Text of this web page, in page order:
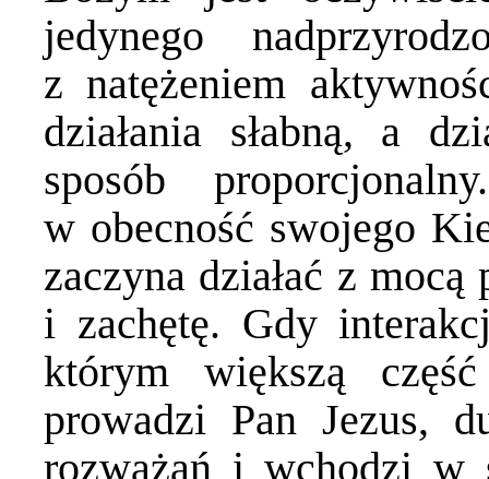
jedynego
z natężeniem
działania słabną, a
sposób
w obecność swojego
zaczyna działać z
i zachętę. Gdy
którym większą
prowadzi Pan Jezus,
rozważań i wchodzi w